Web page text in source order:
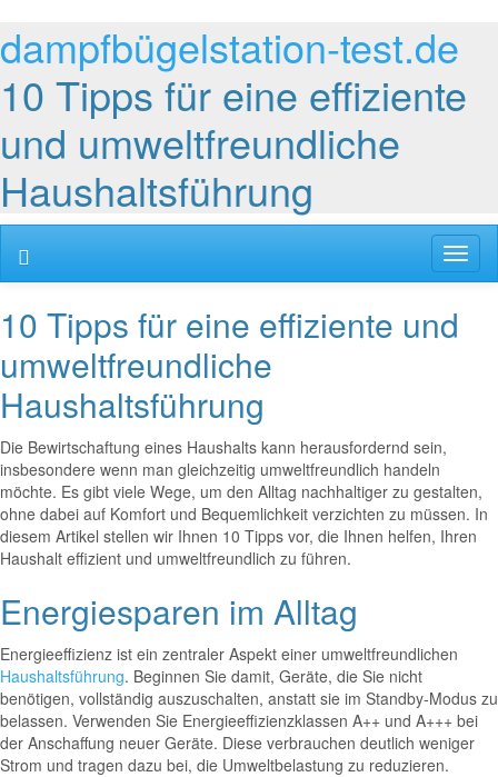
dampfbügelstation-test.de
10 Tipps für eine effiziente
und umweltfreundliche
Haushaltsführung
10 Tipps für eine effiziente und
umweltfreundliche
Haushaltsführung
Die Bewirtschaftung eines Haushalts kann herausfordernd sein,
insbesondere wenn man gleichzeitig umweltfreundlich handeln
möchte. Es gibt viele Wege, um den Alltag nachhaltiger zu gestalten,
ohne dabei auf Komfort und Bequemlichkeit verzichten zu müssen. In
diesem Artikel stellen wir Ihnen 10 Tipps vor, die Ihnen helfen, Ihren
Haushalt effizient und umweltfreundlich zu führen.
Energiesparen im Alltag
Energieeffizienz ist ein zentraler Aspekt einer umweltfreundlichen
Haushaltsführung. Beginnen Sie damit, Geräte, die Sie nicht
benötigen, vollständig auszuschalten, anstatt sie im Standby-Modus zu
belassen. Verwenden Sie Energieeffizienzklassen A++ und A+++ bei
der Anschaffung neuer Geräte. Diese verbrauchen deutlich weniger
Strom und tragen dazu bei, die Umweltbelastung zu reduzieren.